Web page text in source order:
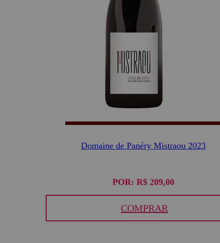
Domaine de Panéry Mistraou 2023
POR: R$ 209,00
COMPRAR